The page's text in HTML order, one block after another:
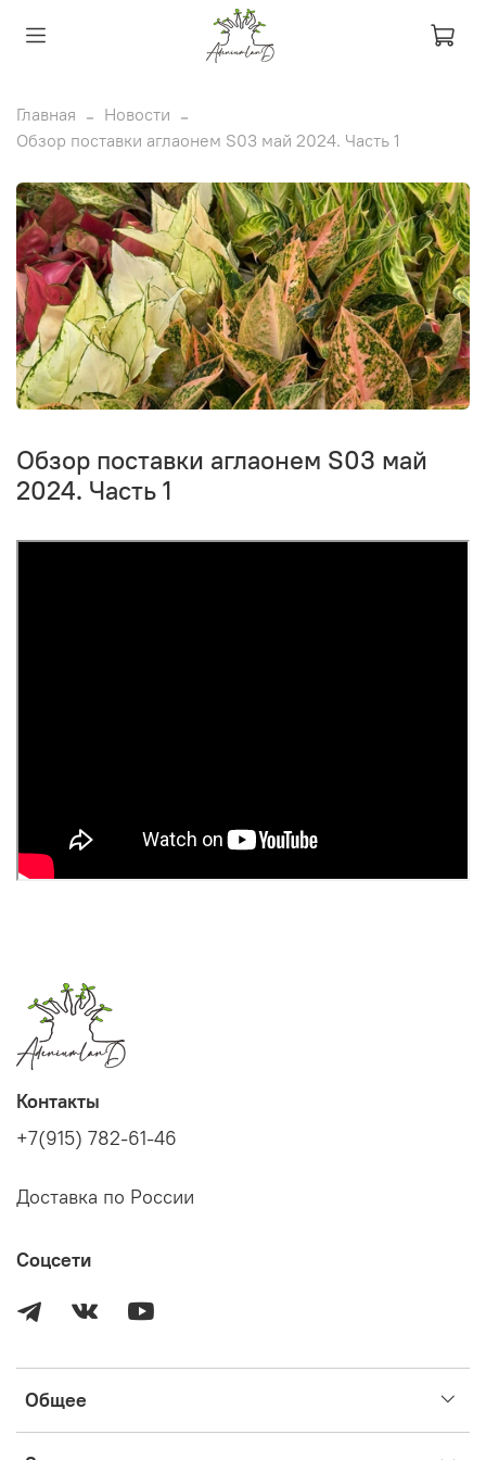
Главная
Новости
Обзор поставки аглаонем S03 май 2024. Часть 1
Обзор поставки аглаонем S03 май
2024. Часть 1
Общее
Контакты
+7(915) 782-61-46
Доставка по России
Соцсети